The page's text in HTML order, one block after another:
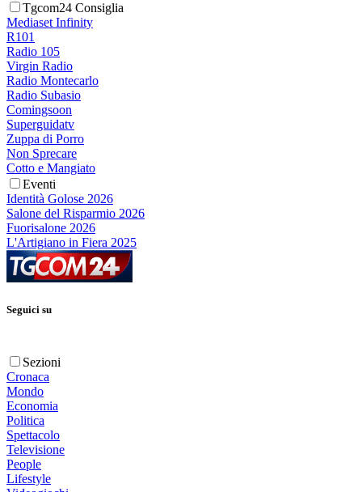
Tgcom24 Consiglia
Mediaset Infinity
R101
Radio 105
Virgin Radio
Radio Montecarlo
Radio Subasio
Comingsoon
Superguidatv
Zuppa di Porro
Non Sprecare
Cotto e Mangiato
Eventi
Identità Golose 2026
Salone del Risparmio 2026
Fuorisalone 2026
L'Artigiano in Fiera 2025
Seguici su
Sezioni
Cronaca
Mondo
Economia
Politica
Spettacolo
Televisione
People
Lifestyle